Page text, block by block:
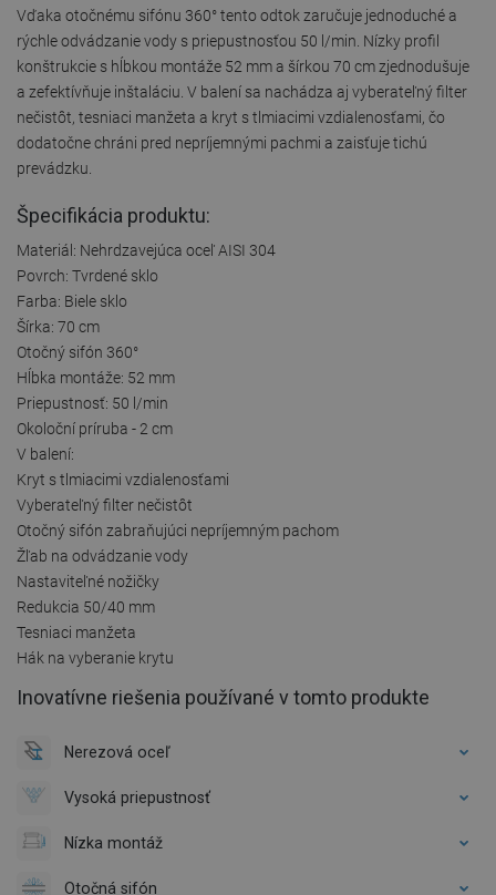
Vďaka otočnému sifónu 360° tento odtok zaručuje jednoduché a
rýchle odvádzanie vody s priepustnosťou 50 l/min. Nízky profil
konštrukcie s hĺbkou montáže 52 mm a šírkou 70 cm zjednodušuje
a zefektívňuje inštaláciu. V balení sa nachádza aj vyberateľný filter
nečistôt, tesniaci manžeta a kryt s tlmiacimi vzdialenosťami, čo
dodatočne chráni pred nepríjemnými pachmi a zaisťuje tichú
prevádzku.
Špecifikácia produktu:
Materiál: Nehrdzavejúca oceľ AISI 304
Povrch: Tvrdené sklo
Farba: Biele sklo
Šírka: 70 cm
Otočný sifón 360°
Hĺbka montáže: 52 mm
Priepustnosť: 50 l/min
Okoloční príruba - 2 cm
V balení:
Kryt s tlmiacimi vzdialenosťami
Vyberateľný filter nečistôt
Otočný sifón zabraňujúci nepríjemným pachom
Žľab na odvádzanie vody
Nastaviteľné nožičky
Redukcia 50/40 mm
Tesniaci manžeta
Hák na vyberanie krytu
Inovatívne riešenia používané v tomto produkte
Nerezová oceľ
Vysoká priepustnosť
Nízka montáž
Otočná sifón